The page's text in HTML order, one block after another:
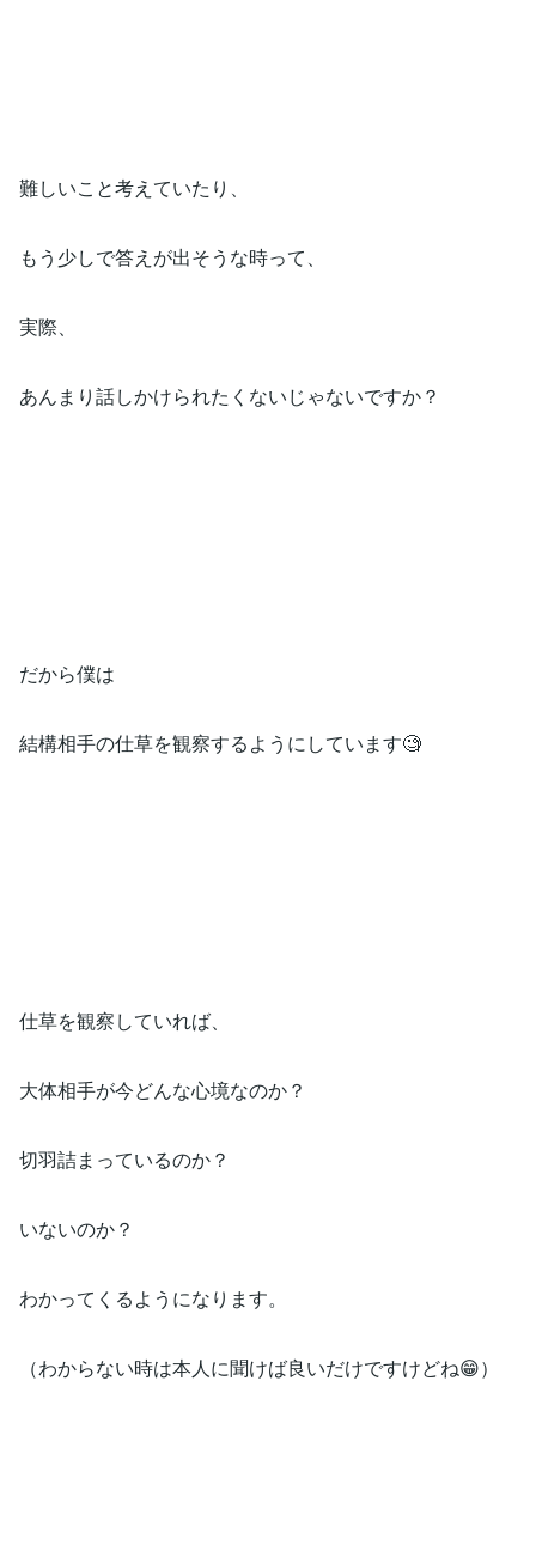
難しいこと考えていたり、
もう少しで答えが出そうな時って、
実際、
あんまり話しかけられたくないじゃないですか？
だから僕は
結構相手の仕草を観察するようにしています🧐
仕草を観察していれば、
大体相手が今どんな心境なのか？
切羽詰まっているのか？
いないのか？
わかってくるようになります。
（わからない時は本人に聞けば良いだけですけどね😁）